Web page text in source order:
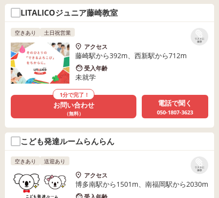
LITALICOジュニア藤崎教室
リストに
保存
空きあり 土日祝営業
アクセス
藤崎駅から392m、西新駅から712m
受入年齢
未就学
1分で完了！
お問い合わせ
（無料）
電話で聞く
050-1807-3623
こども発達ルームらんらん
リストに
保存
空きあり 送迎あり
アクセス
博多南駅から1501m、南福岡駅から2030m